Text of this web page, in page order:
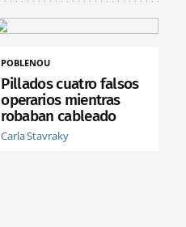
POBLENOU
Pillados cuatro falsos
operarios mientras
robaban cableado
Carla Stavraky